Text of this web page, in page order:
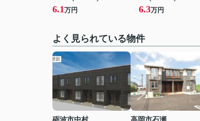
6.1万円 6.3万円
よく見られている物件